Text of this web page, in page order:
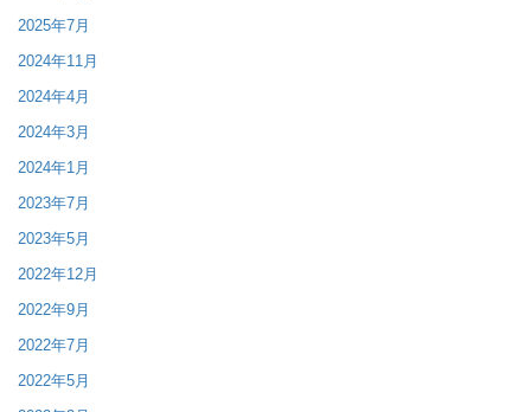
2025年7月
2024年11月
2024年4月
2024年3月
2024年1月
2023年7月
2023年5月
2022年12月
2022年9月
2022年7月
2022年5月